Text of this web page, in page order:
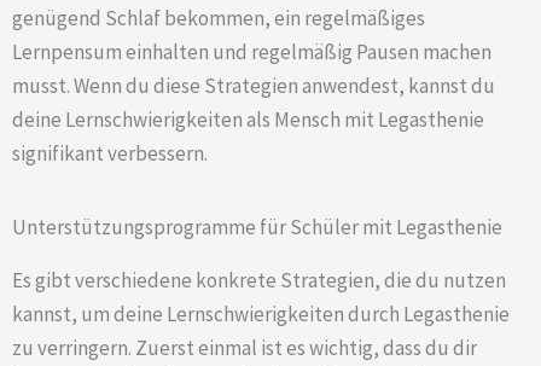
genügend Schlaf bekommen, ein regelmäßiges
Lernpensum einhalten und regelmäßig Pausen machen
musst. Wenn du diese Strategien anwendest, kannst du
deine Lernschwierigkeiten als Mensch mit Legasthenie
signifikant verbessern.
Unterstützungsprogramme für Schüler mit Legasthenie
Es gibt verschiedene konkrete Strategien, die du nutzen
kannst, um deine Lernschwierigkeiten durch Legasthenie
zu verringern. Zuerst einmal ist es wichtig, dass du dir